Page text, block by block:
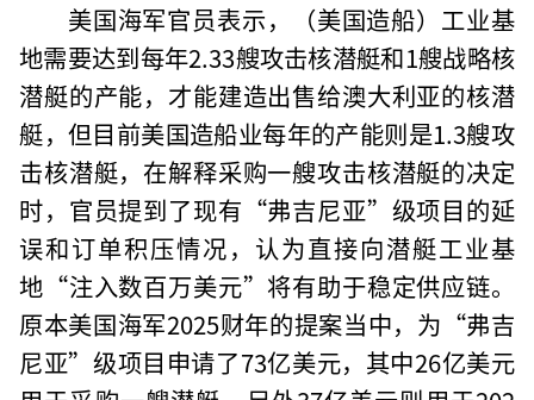
美国海军官员表示，（美国造船）工业基
地需要达到每年2.33艘攻击核潜艇和1艘战略核
潜艇的产能，才能建造出售给澳大利亚的核潜
艇，但目前美国造船业每年的产能则是1.3艘攻
击核潜艇，在解释采购一艘攻击核潜艇的决定
时，官员提到了现有“弗吉尼亚”级项目的延
误和订单积压情况，认为直接向潜艇工业基
地“注入数百万美元”将有助于稳定供应链。
原本美国海军2025财年的提案当中，为“弗吉
尼亚”级项目申请了73亿美元，其中26亿美元